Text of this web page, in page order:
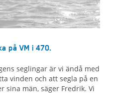
på VM i 470.
seglingar är vi ändå med
vinden och att segla på en
sina män, säger Fredrik. Vi